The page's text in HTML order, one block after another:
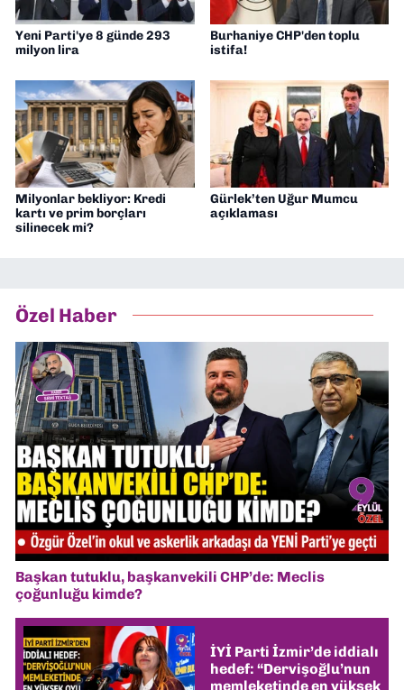
Yeni Parti'ye 8 günde 293
milyon lira
Burhaniye CHP'den toplu
istifa!
Milyonlar bekliyor: Kredi
kartı ve prim borçları
silinecek mi?
Gürlek’ten Uğur Mumcu
açıklaması
Özel Haber
Başkan tutuklu, başkanvekili CHP’de: Meclis
çoğunluğu kimde?
İYİ Parti İzmir’de iddialı
hedef: “Dervişoğlu’nun
memleketinde en yüksek